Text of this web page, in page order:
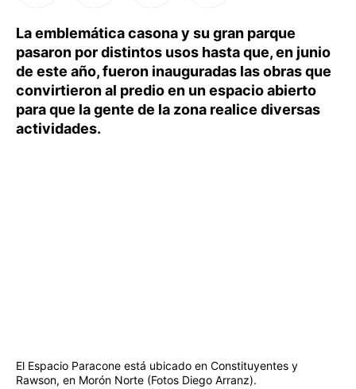
La emblemática casona y su gran parque
pasaron por distintos usos hasta que, en junio
de este año, fueron inauguradas las obras que
convirtieron al predio en un espacio abierto
para que la gente de la zona realice diversas
actividades.
El Espacio Paracone está ubicado en Constituyentes y
Rawson, en Morón Norte (Fotos Diego Arranz).